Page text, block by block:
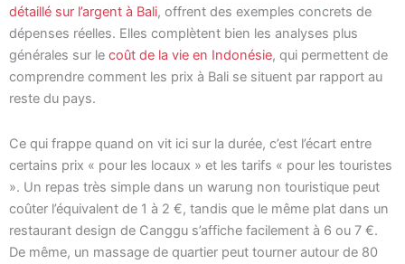
détaillé sur l’argent à Bali, offrent des exemples concrets de
dépenses réelles. Elles complètent bien les analyses plus
générales sur le coût de la vie en Indonésie, qui permettent de
comprendre comment les prix à Bali se situent par rapport au
reste du pays.
Ce qui frappe quand on vit ici sur la durée, c’est l’écart entre
certains prix « pour les locaux » et les tarifs « pour les touristes
». Un repas très simple dans un warung non touristique peut
coûter l’équivalent de 1 à 2 €, tandis que le même plat dans un
restaurant design de Canggu s’affiche facilement à 6 ou 7 €.
De même, un massage de quartier peut tourner autour de 80